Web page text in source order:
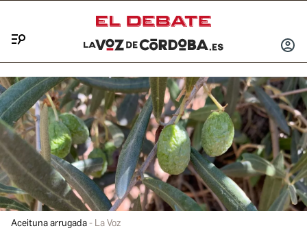
INICIAR
Aceituna arrugada La Voz